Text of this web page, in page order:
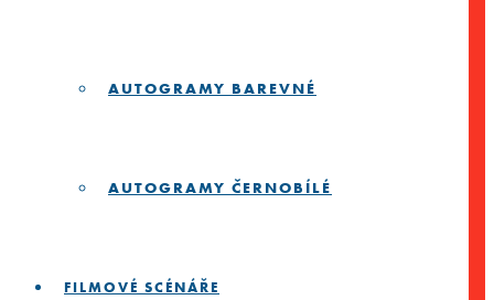
AUTOGRAMY BAREVNÉ
AUTOGRAMY ČERNOBÍLÉ
FILMOVÉ SCÉNÁŘE